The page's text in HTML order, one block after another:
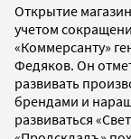
Открытие
учетом
«Коммерсанту»
Федяков. Он
развивать
брендами и
развиваться